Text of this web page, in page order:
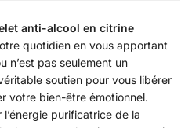
anti-alcool en citrine
quotidien en vous apportant
n’est pas seulement un
soutien pour vous libérer
votre bien-être émotionnel.
purificatrice de la